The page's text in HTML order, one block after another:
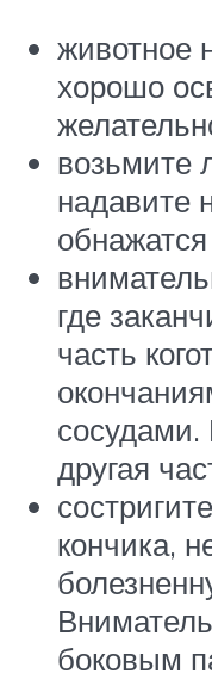
животное
хорошо
возьмите
надавите
обнажатся
где
часть
другая
кончика,
боковым